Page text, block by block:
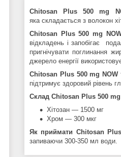
Chitosan Plus 500 mg
яка складається з волокон
Chitosan Plus 500 mg
відкладень і запобігає
пригнічувати поглинання
джерело енергії
Chitosan Plus 500 mg NOW
підтримує здоровий рівень
Склад Chitosan Plus 500 mg
Хітозан — 1500 мг
Хром — 300 мкг
Як приймати Chitosan
запиваючи 300-350 мл води.